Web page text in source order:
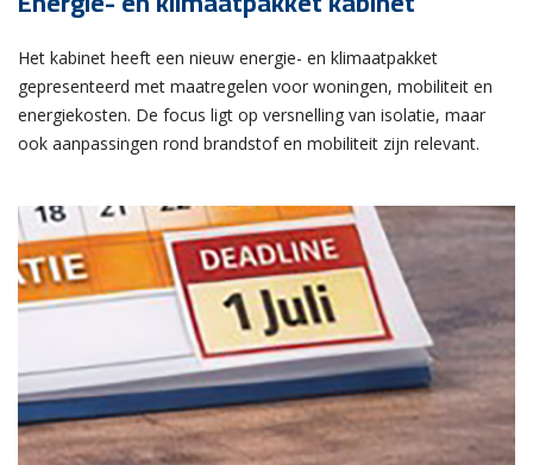
Het kabinet heeft een nieuw energie- en klimaatpakket
gepresenteerd met maatregelen voor woningen, mobiliteit en
energiekosten. De focus ligt op versnelling van isolatie, maar
ook aanpassingen rond brandstof en mobiliteit zijn relevant.